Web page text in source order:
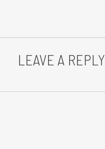
LEAVE A REPLY